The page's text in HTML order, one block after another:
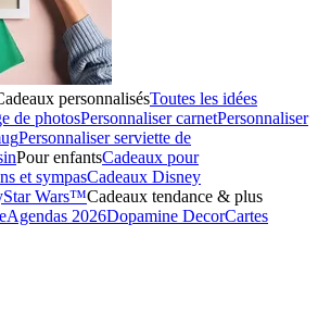
personnalisésToutes les idées
de photosPersonnaliser carnetPersonnaliser
Personnaliser serviette de
Pour enfantsCadeaux pour
et sympasCadeaux Disney
Star Wars™Cadeaux tendance & plus
Agendas 2026Dopamine DecorCartes